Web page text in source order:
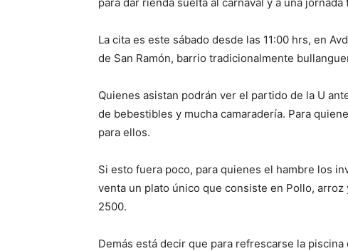
La cita es este sábado desde las 11:00 hrs, en
de San Ramón, barrio tradicionalmente
Quienes asistan podrán ver el partido de la U
de bebestibles y mucha camaradería. Para
para ellos.
Si esto fuera poco, para quienes el hambre los
venta un plato único que consiste en Pollo,
2500.
Demás está decir que para refrescarse la